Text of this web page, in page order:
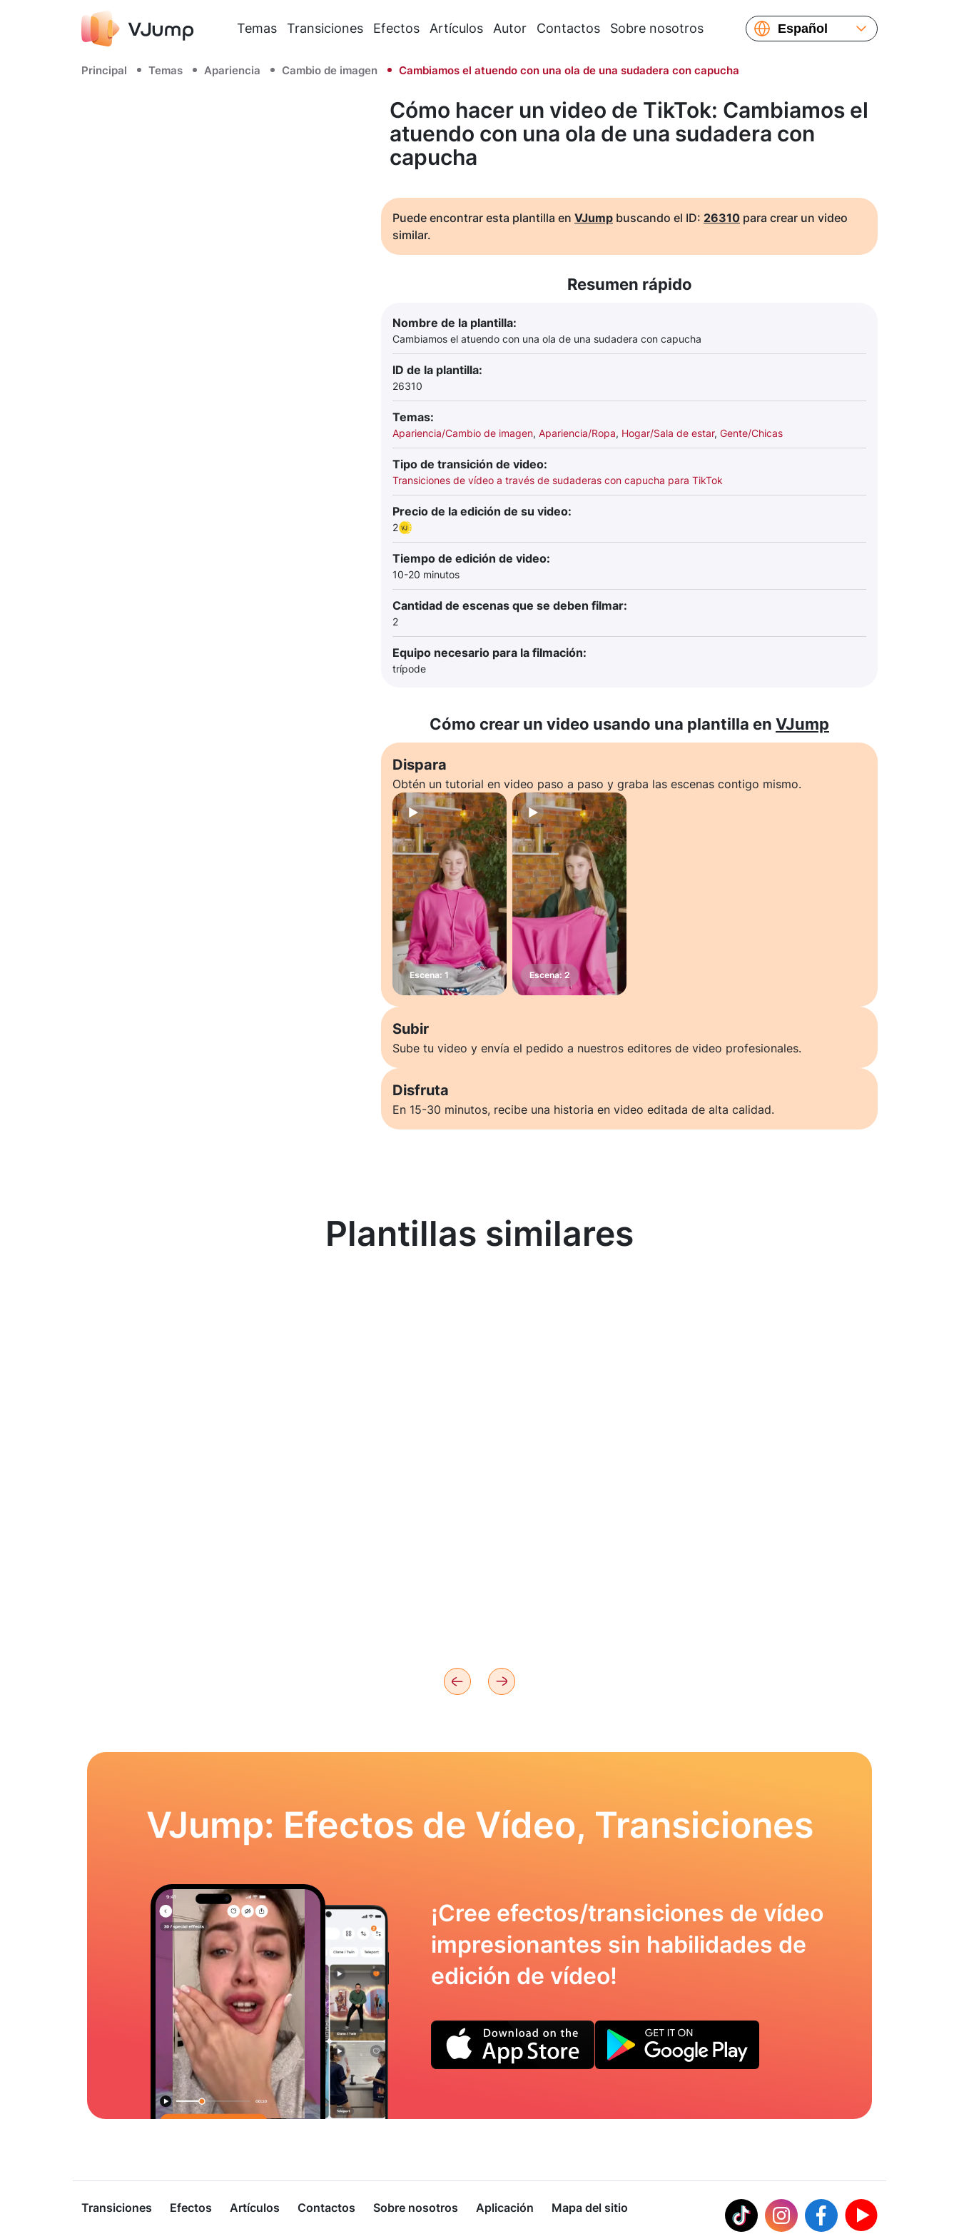
Temas Transiciones Efectos Artículos Autor Contactos Sobre nosotros
Español
Français
繁體中文
Principal Temas Apariencia Cambio de imagen Cambiamos el atuendo con una ola de una sudadera con capucha
Cómo hacer un video de TikTok: Cambiamos el
atuendo con una ola de una sudadera con
capucha
Puede encontrar esta plantilla en VJump buscando el ID: 26310 para crear un video
similar.
Resumen rápido
Nombre de la plantilla:
Cambiamos el atuendo con una ola de una sudadera con capucha
ID de la plantilla:
26310
Temas:
Apariencia/Cambio de imagen, Apariencia/Ropa, Hogar/Sala de estar, Gente/Chicas
Tipo de transición de video:
Transiciones de vídeo a través de sudaderas con capucha para TikTok
Precio de la edición de su video:
2
Tiempo de edición de video:
10-20 minutos
Cantidad de escenas que se deben filmar:
2
Equipo necesario para la filmación:
trípode
Cómo crear un video usando una plantilla en VJump
Dispara
Obtén un tutorial en video paso a paso y graba las escenas contigo mismo.
Subir
Sube tu video y envía el pedido a nuestros editores de video profesionales.
Disfruta
En 15-30 minutos, recibe una historia en video editada de alta calidad.
Plantillas similares
VJump: Efectos de Vídeo, Transiciones
¡Cree efectos/transiciones de vídeo
impresionantes sin habilidades de
edición de vídeo!
Transiciones Efectos Artículos Contactos Sobre nosotros Aplicación Mapa del sitio